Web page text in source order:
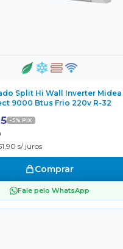
Split Hi Wall Inverter
9000 Btus Frio 220v R-32
-5% PIX
s/ juros
Comprar
Fale pelo WhatsApp